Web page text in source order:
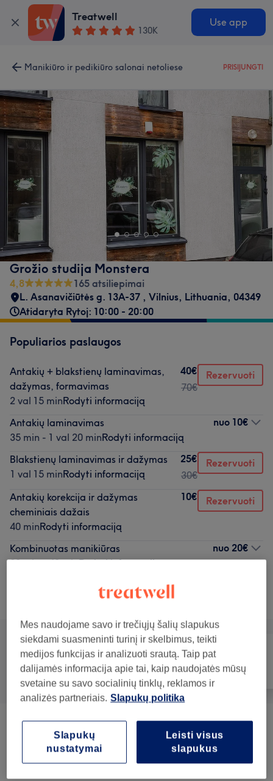
Treatwell
130K
Use app
Manikiūro ir pedikiūro salonai netoliese PRISIJUNGTI
Grožio studija Monstera
4,8
165 atsiliepimai
L. Asanavičiūtės g. 13A-37 , Vilnius, Lithuania, 04349
Atidaryta Rytoj: 10:00 - 20:00
Populiarios paslaugos
Antakių + blakstienų laminavimas,
dažymas, formavimas
2 val 15 minRodyti informaciją
40€
70€
Rezervuoti
Antakių laminavimas
35 min - 1 val 20 minRodyti informaciją
nuo 10€
Blakstienų laminavimas ir dažymas
1 val 15 minRodyti informaciją
25€
30€
Rezervuoti
Antakių korekcija ir dažymas
cheminiais dažais
40 minRodyti informaciją
10€ Rezervuoti
Kombinuotas manikiūras
30 min - 40 minRodyti informaciją
nuo 20€
Teikiamos paslaugos
Visos paslaugos Nagai Veidas
Manikiūras
Nagų Priauginimas
Mes naudojame savo ir trečiųjų šalių slapukus
siekdami suasmeninti turinį ir skelbimus, teikti
medijos funkcijas ir analizuoti srautą. Taip pat
dalijamės informacija apie tai, kaip naudojatės mūsų
svetaine su savo socialinių tinklų, reklamos ir
analizės partneriais. Slapukų politika
Leisti visus
slapukus
Slapukų
nustatymai